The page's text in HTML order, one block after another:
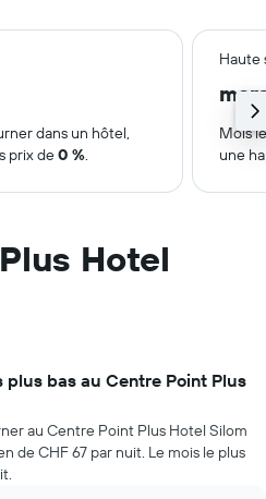
Haute
dans un hôtel,
prix de0 %.
Mois
une
Hotel
bas au Centre Point Plus
au Centre Point Plus Hotel Silom
de CHF 67 par nuit. Le mois le plus